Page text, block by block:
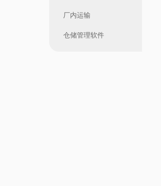
厂内运输
仓储管理软件